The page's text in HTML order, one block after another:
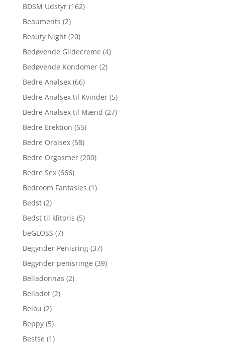
BDSM Udstyr (162)
Beauments (2)
Beauty Night (20)
Bedøvende Glidecreme (4)
Bedøvende Kondomer (2)
Bedre Analsex (66)
Bedre Analsex til Kvinder (5)
Bedre Analsex til Mænd (27)
Bedre Erektion (55)
Bedre Oralsex (58)
Bedre Orgasmer (200)
Bedre Sex (666)
Bedroom Fantasies (1)
Bedst (2)
Bedst til klitoris (5)
beGLOSS (7)
Begynder Penisring (37)
Begynder penisringe (39)
Belladonnas (2)
Belladot (2)
Belou (2)
Beppy (5)
Bestse (1)